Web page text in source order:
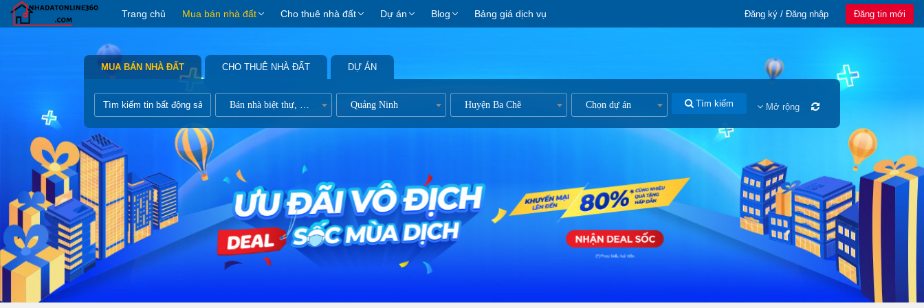
Trang chủ Mua bán nhà đất Cho thuê nhà đất Dự án Blog Bảng giá dịch vụ Đăng ký / Đăng nhập Đăng tin mới
MUA BÁN NHÀ ĐẤT CHO THUÊ NHÀ ĐẤT DỰ ÁN
Bán nhà biệt thự, liền kề Quảng Ninh Huyện Ba Chẽ Chọn dự án Tìm kiếm Mở rộng